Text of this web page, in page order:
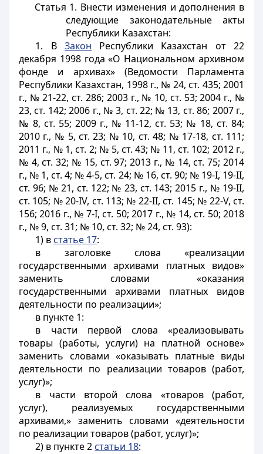
Статья 1. Внести изменения и дополнения в
следующие законодательные акты
Республики Казахстан:
1. В Закон Республики Казахстан от 22
декабря 1998 года «О Национальном архивном
фонде и архивах» (Ведомости Парламента
Республики Казахстан, 1998 г., № 24, ст. 435; 2001
г., № 21-22, ст. 286; 2003 г., № 10, ст. 53; 2004 г., №
23, ст. 142; 2006 г., № 3, ст. 22; № 13, ст. 86; 2007 г.,
№ 8, ст. 55; 2009 г., № 11-12, ст. 53; № 18, ст. 84;
2010 г., № 5, ст. 23; № 10, ст. 48; № 17-18, ст. 111;
2011 г., № 1, ст. 2; № 5, ст. 43; № 11, ст. 102; 2012 г.,
№ 4, ст. 32; № 15, ст. 97; 2013 г., № 14, ст. 75; 2014
г., № 1, ст. 4; № 4-5, ст. 24; № 16, ст. 90; № 19-I, 19-II,
ст. 96; № 21, ст. 122; № 23, ст. 143; 2015 г., № 19-II,
ст. 105; № 20-IV, ст. 113; № 22-II, ст. 145; № 22-V, ст.
156; 2016 г., № 7-I, ст. 50; 2017 г., № 14, ст. 50; 2018
г., № 9, ст. 31; № 10, ст. 32; № 24, ст. 93):
1) в статье 17:
в заголовке слова «реализации
государственными архивами платных видов»
заменить словами «оказания
государственными архивами платных видов
деятельности по реализации»;
в пункте 1:
в части первой слова «реализовывать
товары (работы, услуги) на платной основе»
заменить словами «оказывать платные виды
деятельности по реализации товаров (работ,
услуг)»;
в части второй слова «товаров (работ,
услуг), реализуемых государственными
архивами,» заменить словами «деятельности
по реализации товаров (работ, услуг)»;
2) в пункте 2 статьи 18: